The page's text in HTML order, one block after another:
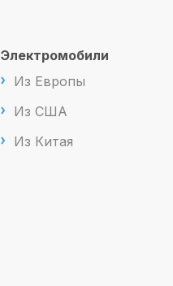
Электромобили
Из Европы
Из США
Из Китая